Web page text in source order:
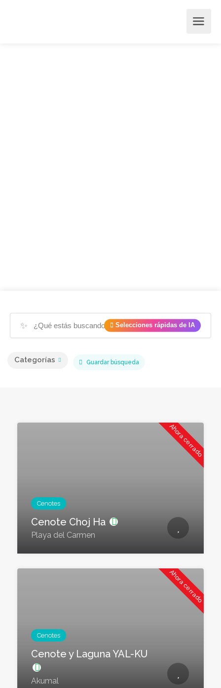
✨ Selecciones rápidas de IA
Categorías Guardar búsqueda
Ahora cerrado
Cenotes
Cenote Choj Ha
Playa del Carmen
Ahora cerrado
Cenotes
Cenote y Laguna YAL-KU
Akumal